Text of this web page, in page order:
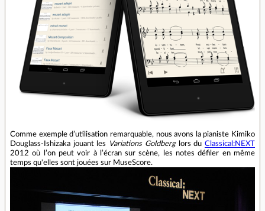
Comme exemple d’utilisation remarquable, nous avons la pianiste Kimiko
Douglass-Ishizaka jouant les
Variations Goldberglors duClassical:NEXT
2012 où l’on peut voir à l’écran sur scène, les notes défiler en même
temps qu'elles sont jouées sur MuseScore.